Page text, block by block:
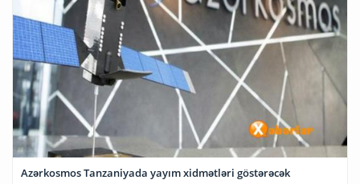
Azərkosmos Tanzaniyada yayım xidmətləri göstərəcək